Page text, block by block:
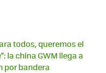
todos, queremos el
la china GWM llega a
por bandera